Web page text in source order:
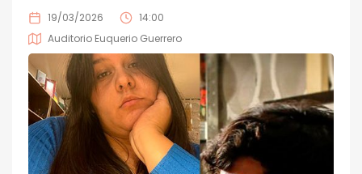
19/03/2026
14:00
Auditorio Euquerio Guerrero